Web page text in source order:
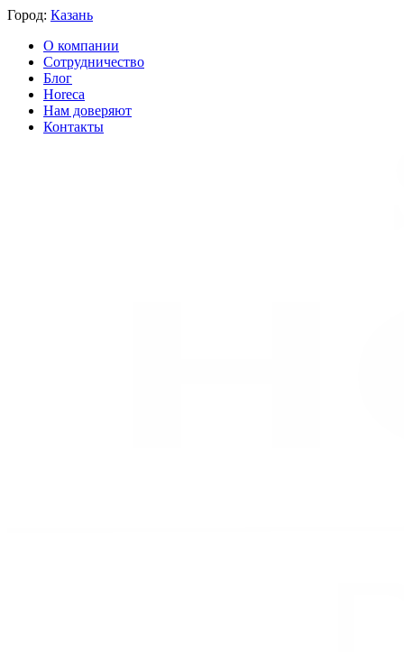
Город: Казань
О компании
Сотрудничество
Блог
Horeca
Нам доверяют
Контакты